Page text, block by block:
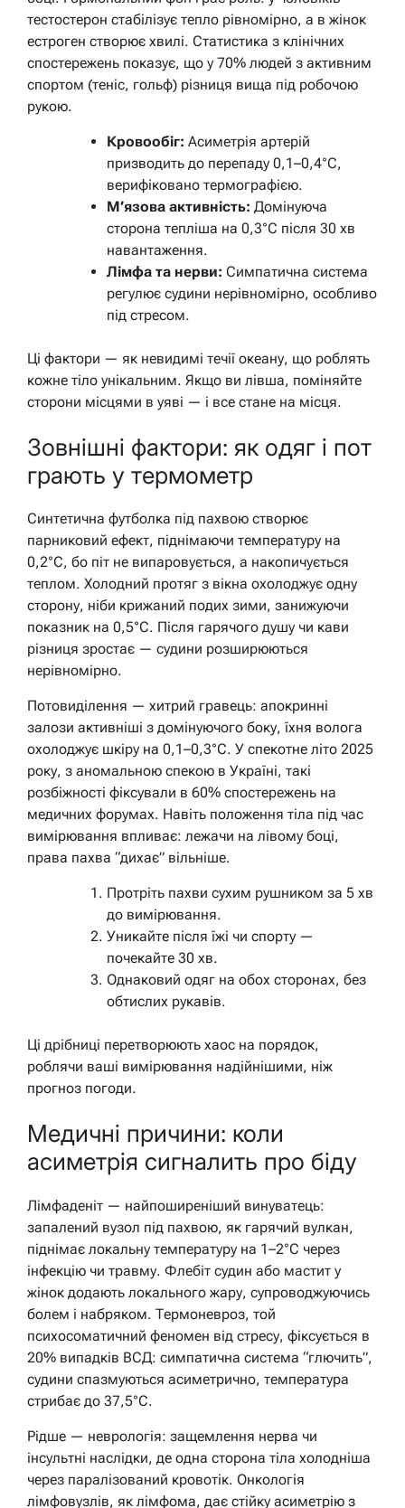
тестостерон стабілізує тепло рівномірно, а в жінок
естроген створює хвилі. Статистика з клінічних
спостережень показує, що у 70% людей з активним
спортом (теніс, гольф) різниця вища під робочою
рукою.
Кровообіг: Асиметрія артерій
призводить до перепаду 0,1–0,4°C,
верифіковано термографією.
М’язова активність: Домінуюча
сторона тепліша на 0,3°C після 30 хв
навантаження.
Лімфа та нерви: Симпатична система
регулює судини нерівномірно, особливо
під стресом.
Ці фактори — як невидимі течії океану, що роблять
кожне тіло унікальним. Якщо ви лівша, поміняйте
сторони місцями в уяві — і все стане на місця.
Зовнішні фактори: як одяг і пот
грають у термометр
Синтетична футболка під пахвою створює
парниковий ефект, піднімаючи температуру на
0,2°C, бо піт не випаровується, а накопичується
теплом. Холодний протяг з вікна охолоджує одну
сторону, ніби крижаний подих зими, занижуючи
показник на 0,5°C. Після гарячого душу чи кави
різниця зростає — судини розширюються
нерівномірно.
Потовиділення — хитрий гравець: апокринні
залози активніші з домінуючого боку, їхня волога
охолоджує шкіру на 0,1–0,3°C. У спекотне літо 2025
року, з аномальною спекою в Україні, такі
розбіжності фіксували в 60% спостережень на
медичних форумах. Навіть положення тіла під час
вимірювання впливає: лежачи на лівому боці,
права пахва “дихає” вільніше.
Протріть пахви сухим рушником за 5 хв
до вимірювання.
Уникайте після їжі чи спорту —
почекайте 30 хв.
Однаковий одяг на обох сторонах, без
обтислих рукавів.
Ці дрібниці перетворюють хаос на порядок,
роблячи ваші вимірювання надійнішими, ніж
прогноз погоди.
Медичні причини: коли
асиметрія сигналить про біду
Лімфаденіт — найпоширеніший винуватець:
запалений вузол під пахвою, як гарячий вулкан,
піднімає локальну температуру на 1–2°C через
інфекцію чи травму. Флебіт судин або мастит у
жінок додають локального жару, супроводжуючись
болем і набряком. Термоневроз, той
психосоматичний феномен від стресу, фіксується в
20% випадків ВСД: симпатична система “глючить”,
судини спазмуються асиметрично, температура
стрибає до 37,5°C.
Рідше — неврологія: защемлення нерва чи
інсультні наслідки, де одна сторона тіла холодніша
через паралізований кровотік. Онкологія
лімфовузлів, як лімфома, дає стійку асиметрію з